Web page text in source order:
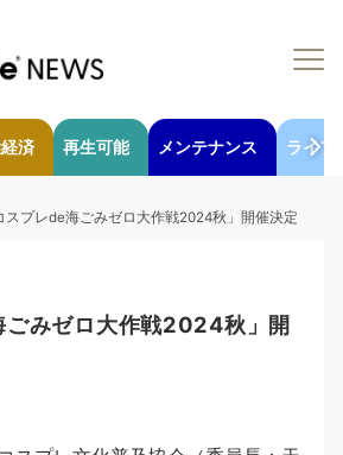
済 再生可能 メンテナンス ライフ
スプレde海ごみゼロ大作戦2024秋」開催決定
ごみゼロ大作戦2024秋」開